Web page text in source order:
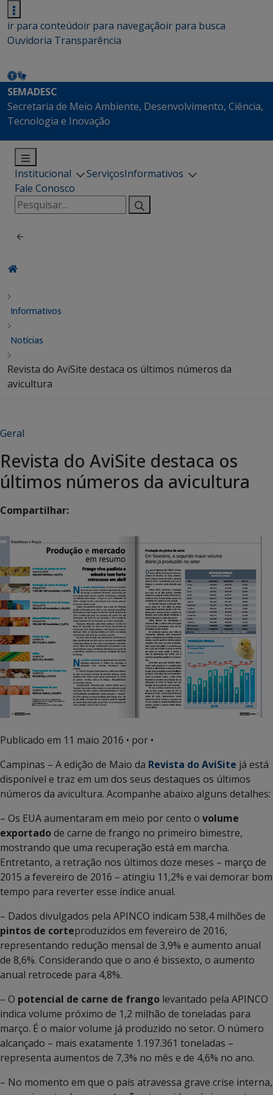
ir para conteúdoir para navegaçãoir para busca
Ouvidoria Transparência
SEMADESC
Secretaria de Meio Ambiente, Desenvolvimento, Ciência,
Tecnologia e Inovação
Institucional ServiçosInformativos
Fale Conosco
Pesquisar
por:
Informativos
Notícias
Revista do AviSite destaca os últimos números da
avicultura
Geral
Revista do AviSite destaca os
últimos números da avicultura
Compartilhar:
Publicado em 11 maio 2016 • por •
Campinas – A edição de Maio da Revista do AviSite já está
disponível e traz em um dos seus destaques os últimos
números da avicultura. Acompanhe abaixo alguns detalhes:
– Os EUA aumentaram em meio por cento o volume
exportadode carne de frango no primeiro bimestre,
mostrando que uma recuperação está em marcha.
Entretanto, a retração nos últimos doze meses – março de
2015 a fevereiro de 2016 – atingiu 11,2% e vai demorar bom
tempo para reverter esse índice anual.
– Dados divulgados pela APINCO indicam 538,4 milhões de
pintos de corteproduzidos em fevereiro de 2016,
representando redução mensal de 3,9% e aumento anual
de 8,6%. Considerando que o ano é bissexto, o aumento
anual retrocede para 4,8%.
– O potencial de carne de frango levantado pela APINCO
indica volume próximo de 1,2 milhão de toneladas para
março. É o maior volume já produzido no setor. O número
alcançado – mais exatamente 1.197.361 toneladas –
representa aumentos de 7,3% no mês e de 4,6% no ano.
– No momento em que o país atravessa grave crise interna,